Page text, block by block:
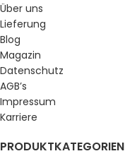
Über uns
Lieferung
Blog
Magazin
Datenschutz
AGB’s
Impressum
Karriere
PRODUKTKATEGORIEN